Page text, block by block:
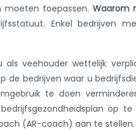
moeten toepassen. Waarom
Enkel bedrijven
als veehouder wettelijk
de bedrijven waar u
te doen
op
(AR-coach) aan te stellen.